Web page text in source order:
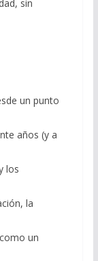
sin
un punto
años (y a
los
la
un